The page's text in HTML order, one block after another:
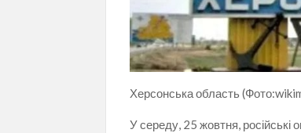
Херсонська область
У середу, 25 жовтня, російські